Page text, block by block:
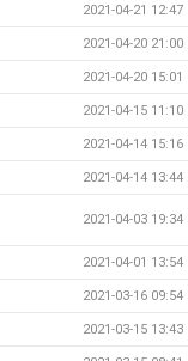
2021-04-21 12:47
2021-04-20 21:00
2021-04-20 15:01
2021-04-15 11:10
2021-04-14 15:16
2021-04-14 13:44
2021-04-03 19:34
2021-04-01 13:54
2021-03-16 09:54
2021-03-15 13:43